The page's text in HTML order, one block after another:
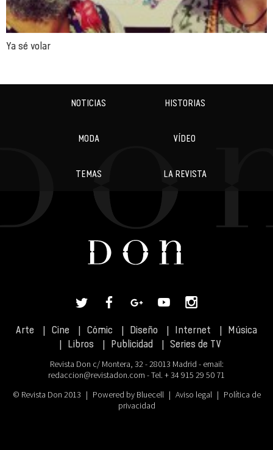
Ya sé volar
NOTICIAS HISTORIAS
MODA VÍDEO
TEMAS LA REVISTA
Arte Cine Cómic Diseño Internet
Música
Libros
Publicidad Series de TV
Revista Don c/ Montera, 32 - 28013 Madrid - email:
redaccion@revistadon.com - Tel. + 34 915 29 50 71
© Revista Don 2013 | Powered by Bluecell | Aviso legal | Política de
privacidad